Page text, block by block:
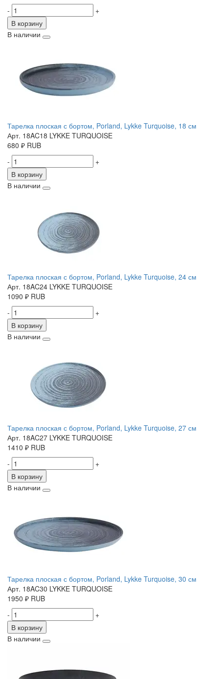
-
+
В корзину
В наличии
Тарелка плоская с бортом, Porland, Lykke Turquoise, 18 см
Арт. 18AC18 LYKKE TURQUOISE
680 ₽ RUB
-
+
В корзину
В наличии
Тарелка плоская с бортом, Porland, Lykke Turquoise, 24 см
Арт. 18AC24 LYKKE TURQUOISE
1090 ₽ RUB
-
+
В корзину
В наличии
Тарелка плоская с бортом, Porland, Lykke Turquoise, 27 см
Арт. 18AC27 LYKKE TURQUOISE
1410 ₽ RUB
-
+
В корзину
В наличии
Тарелка плоская с бортом, Porland, Lykke Turquoise, 30 см
Арт. 18AC30 LYKKE TURQUOISE
1950 ₽ RUB
-
+
В корзину
В наличии